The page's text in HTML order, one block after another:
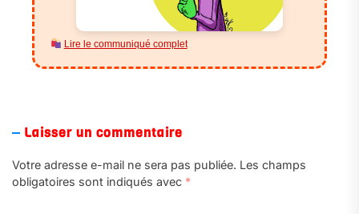
Lire le communiqué complet
Laisser un commentaire
Votre adresse e-mail ne sera pas publiée. Les champs
obligatoires sont indiqués avec *